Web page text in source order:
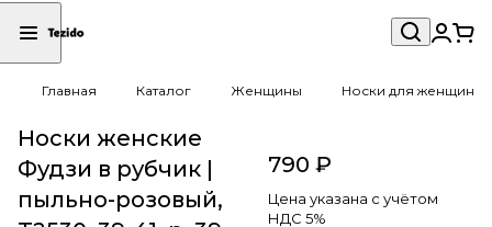
Главная Каталог Женщины Носки для женщин
Носки женские
Фудзи в рубчик |
пыльно-розовый,
790 ₽
Цена указана с учётом
НДС 5%